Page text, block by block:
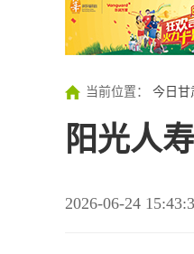
当前位置： 今日甘
阳光人
2026-06-24